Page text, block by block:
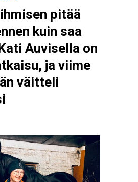
pitää
kuin saa
Auvisella on
ja viime
väitteli